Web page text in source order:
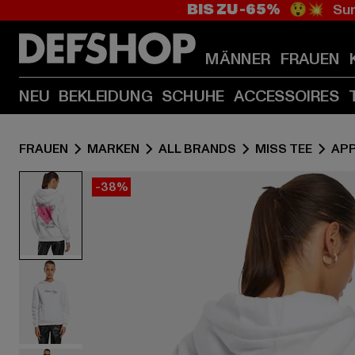
BIS ZU -65% 😲💥
MÄNNER FRAUEN
NEU BEKLEIDUNG SCHUHE ACCESSOIRES
FRAUEN MARKEN ALL BRANDS MISS TEE
-38%